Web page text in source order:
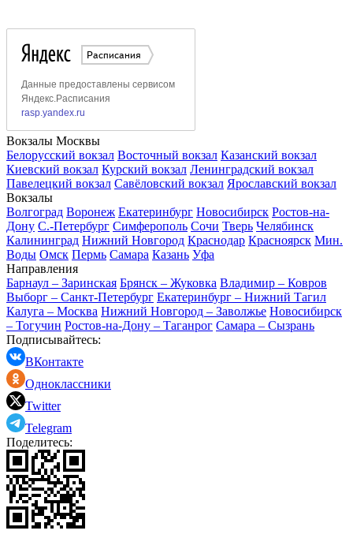
Вокзалы Москвы
Белорусский вокзал Восточный вокзал Казанский вокзал
Киевский вокзал Курский вокзал Ленинградский вокзал
Павелецкий вокзал Савёловский вокзал Ярославский вокзал
Вокзалы
Волгоград Воронеж Екатеринбург Новосибирск Ростов-на-
Дону С.-Петербург Симферополь Сочи Тверь Челябинск
Калининград Нижний Новгород Краснодар Красноярск Мин.
Воды Омск Пермь Самара Казань Уфа
Направления
Барнаул – Заринская Брянск – Жуковка Владимир – Ковров
Выборг – Санкт-Петербург Екатеринбург – Нижний Тагил
Калуга – Москва Нижний Новгород – Заволжье Новосибирск
– Тогучин Ростов-на-Дону – Таганрог Самара – Сызрань
Подписывайтесь:
ВКонтакте
Одноклассники
Twitter
Telegram
Поделитесь: